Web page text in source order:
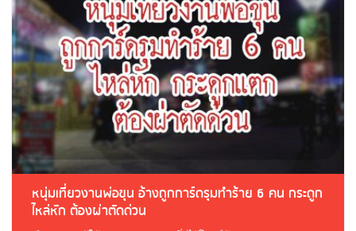
หนุ่มเที่ยวงานพ่อขุน อ้างถูกการ์ดรุมทำร้าย 6 คน กระดูก
ไหล่หัก ต้องผ่าตัดด่วน